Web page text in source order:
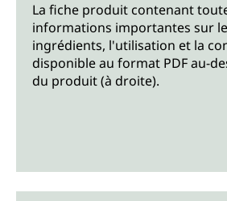
La fiche produit contenant
informations importantes sur
ingrédients, l'utilisation et la
disponible au format PDF au-
du produit (à droite).